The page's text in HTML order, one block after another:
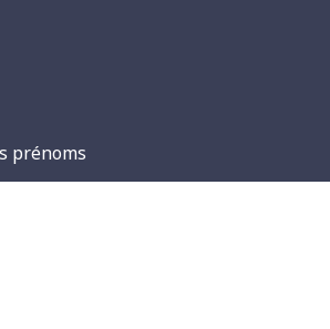
prénoms